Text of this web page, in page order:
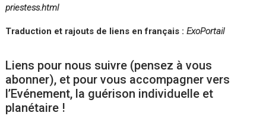
priestess.html
Traduction et rajouts de liens en français : ExoPortail
Liens pour nous suivre (pensez à vous
abonner), et pour vous accompagner vers
l’Evénement, la guérison individuelle et
planétaire !